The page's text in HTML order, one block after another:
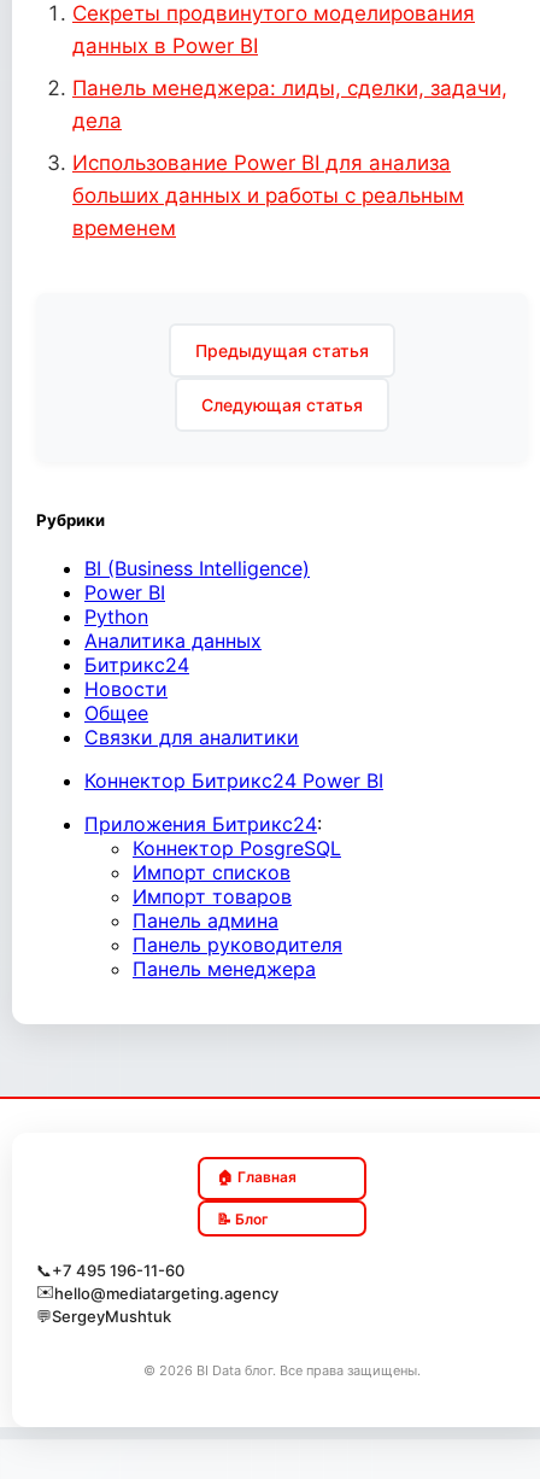
Секреты продвинутого моделирования
данных в Power BI
Панель менеджера: лиды, сделки, задачи,
дела
Использование Power BI для анализа
больших данных и работы с реальным
временем
НавигацияПредыдущая статья
Следующая статья
Рубрики
BI (Business Intelligence)
Power BI
Python
Аналитика данных
Битрикс24
Новости
Общее
Связки для аналитики
Коннектор Битрикс24 Power BI
Приложения Битрикс24:
Коннектор PosgreSQL
Импорт списков
Импорт товаров
Панель админа
Панель руководителя
Панель менеджера
🏠 Главная
📝 Блог
📞+7 495 196-11-60
✉️hello@mediatargeting.agency
💬SergeyMushtuk
© 2026 BI Data блог. Все права защищены.